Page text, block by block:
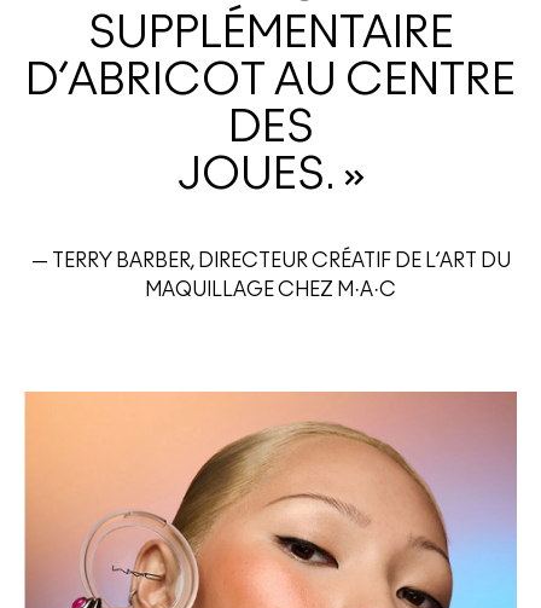
SUPPLÉMENTAIRE
D’ABRICOT AU CENTRE
DES
JOUES. »
— TERRY BARBER, DIRECTEUR CRÉATIF DE L’ART DU
MAQUILLAGE CHEZ M·A·C